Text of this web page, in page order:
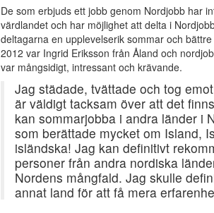
De som erbjuds ett jobb genom Nordjobb har
värdlandet och har möjlighet att delta i
deltagarna en upplevelserik sommar och
2012 var Ingrid Eriksson från Åland och
var mångsidigt, intressant och krävande.
Jag städade, tvättade och tog
är väldigt tacksam över att det
kan sommarjobba i andra länder i
som berättade mycket om Island,
isländska! Jag kan definitivt
personer från andra nordiska
Nordens mångfald. Jag skulle
annat land för att få mera